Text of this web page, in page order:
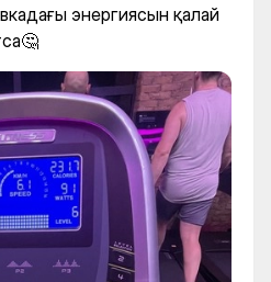
энергиясын қалай